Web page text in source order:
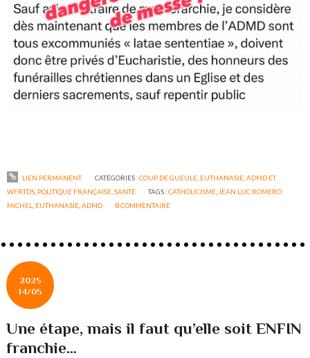
LIEN PERMANENT CATÉGORIES :COUP DE GUEULE, EUTHANASIE, ADMD ET
WFRTDS POLITIQUE FRANÇAISE ,SANTÉ TAGS :CATHOLICISME JEAN LUC ROMERO
MICHEL
EUTHANASIE ,ADMD 0COMMENTAIRE
2025
14/05
Une étape, mais il faut qu’elle soit ENFIN
franchie…